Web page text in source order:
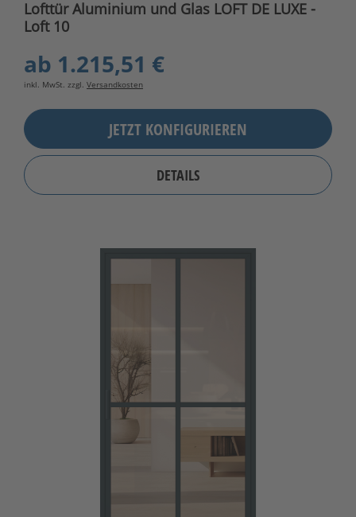
Lofttür Aluminium und Glas LOFT DE LUXE -
Loft 10
ab 1.215,51 €
inkl. MwSt. zzgl. Versandkosten
JETZT KONFIGURIEREN
DETAILS